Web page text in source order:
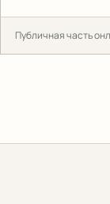
Публичная часть